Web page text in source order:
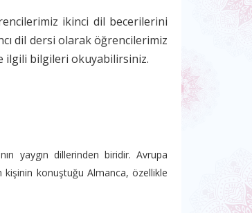
ikinci dil becerilerini
dil dersi olarak öğrencilerimiz
ilgili bilgileri okuyabilirsiniz.
yaygın dillerinden biridir. Avrupa
kişinin konuştuğu Almanca, özellikle